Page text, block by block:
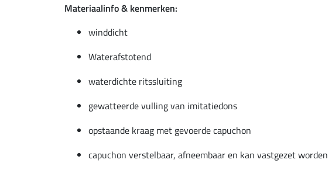
Materiaalinfo & kenmerken:
winddicht
Waterafstotend
waterdichte ritssluiting
gewatteerde vulling van imitatiedons
opstaande kraag met gevoerde capuchon
capuchon verstelbaar, afneembaar en kan vastgezet worden